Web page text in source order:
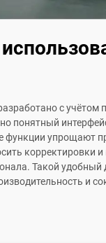
с учётом
понятный
функции упрощают
корректировки
Такой удобный
и